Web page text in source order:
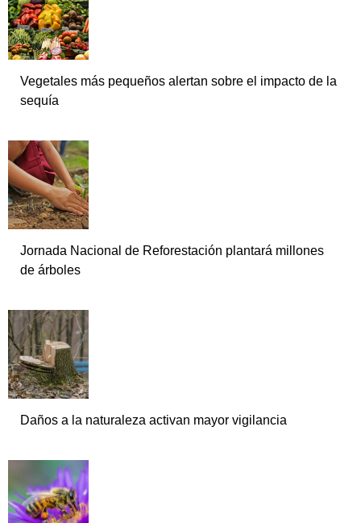
Vegetales más pequeños alertan sobre el impacto de la
sequía
Jornada Nacional de Reforestación plantará millones
de árboles
Daños a la naturaleza activan mayor vigilancia